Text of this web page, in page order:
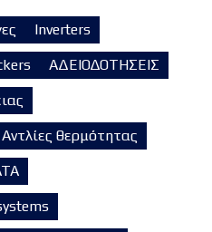
Inverters
ΑΔΕΙΟΔΟΤΗΣΕΙΣ
Αντλίες θερμότητας